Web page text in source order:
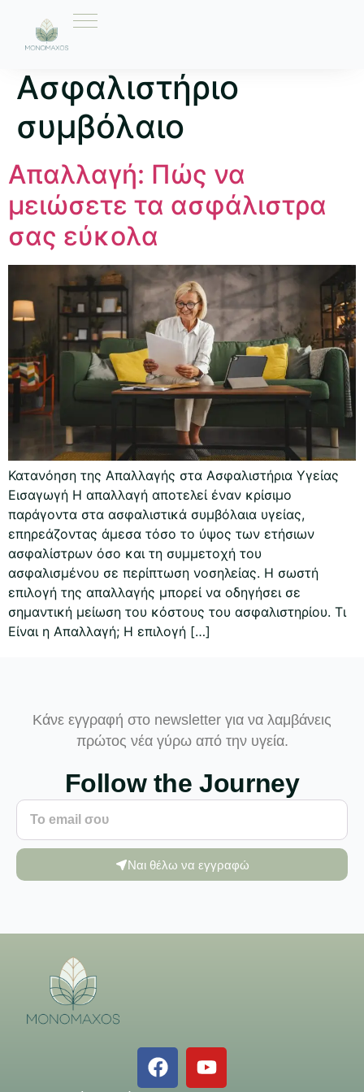
Ετικέτα:
Ασφαλιστήριο
συμβόλαιο
Απαλλαγή: Πώς να
μειώσετε τα ασφάλιστρα
σας εύκολα
Κατανόηση της Απαλλαγής στα Ασφαλιστήρια Υγείας
Εισαγωγή Η απαλλαγή αποτελεί έναν κρίσιμο
παράγοντα στα ασφαλιστικά συμβόλαια υγείας,
επηρεάζοντας άμεσα τόσο το ύψος των ετήσιων
ασφαλίστρων όσο και τη συμμετοχή του
ασφαλισμένου σε περίπτωση νοσηλείας. Η σωστή
επιλογή της απαλλαγής μπορεί να οδηγήσει σε
σημαντική μείωση του κόστους του ασφαλιστηρίου. Τι
Είναι η Απαλλαγή; Η επιλογή […]
Κάνε εγγραφή στο newsletter για να λαμβάνεις
πρώτος νέα γύρω από την υγεία.
Follow the Journey
Ναι θέλω να εγγραφώ